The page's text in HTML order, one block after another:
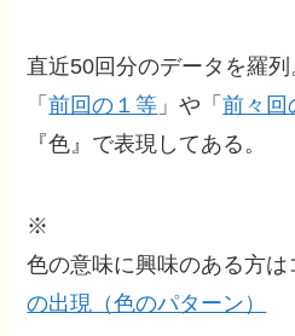
直近50回分のデータを羅列
「前回の１等 」や「前々回
『色』で表現してある。
※
色の意味に興味のある方
の出現（色のパターン）